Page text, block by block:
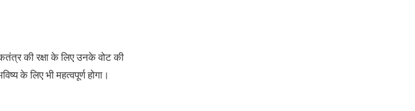
की रक्षा के लिए उनके वोट की
के लिए भी महत्वपूर्ण होगा।